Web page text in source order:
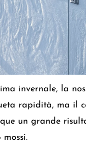
invernale, la
rapidità, ma il
un grande